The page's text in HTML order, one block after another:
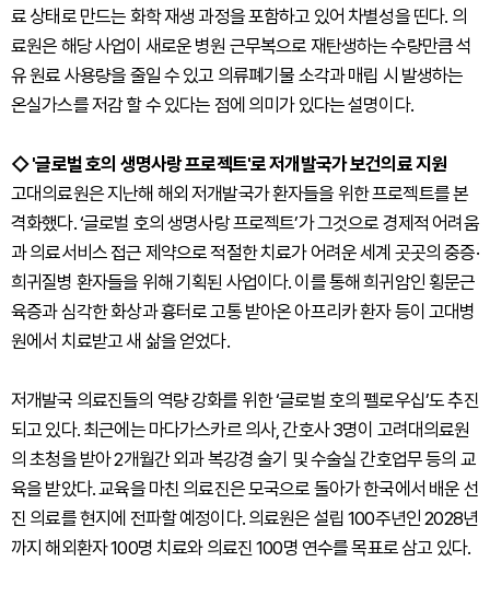
료 상태로 만드는 화학 재생 과정을 포함하고 있어 차별성을 띤다. 의
료원은 해당 사업이 새로운 병원 근무복으로 재탄생하는 수량만큼 석
유 원료 사용량을 줄일 수 있고 의류폐기물 소각과 매립 시 발생하는
온실가스를 저감 할 수 있다는 점에 의미가 있다는 설명이다.
◇ '글로벌 호의 생명사랑 프로젝트'로 저개발국가 보건의료 지원
고대의료원은 지난해 해외 저개발국가 환자들을 위한 프로젝트를 본
격화했다. ‘글로벌 호의 생명사랑 프로젝트’가 그것으로 경제적 어려움
과 의료서비스 접근 제약으로 적절한 치료가 어려운 세계 곳곳의 중증·
희귀질병 환자들을 위해 기획된 사업이다. 이를 통해 희귀암인 횡문근
육증과 심각한 화상과 흉터로 고통 받아온 아프리카 환자 등이 고대병
원에서 치료받고 새 삶을 얻었다.
저개발국 의료진들의 역량 강화를 위한 ‘글로벌 호의 펠로우십’도 추진
되고 있다. 최근에는 마다가스카르 의사, 간호사 3명이 고려대의료원
의 초청을 받아 2개월간 외과 복강경 술기 및 수술실 간호업무 등의 교
육을 받았다. 교육을 마친 의료진은 모국으로 돌아가 한국에서 배운 선
진 의료를 현지에 전파할 예정이다. 의료원은 설립 100주년인 2028년
까지 해외환자 100명 치료와 의료진 100명 연수를 목표로 삼고 있다.